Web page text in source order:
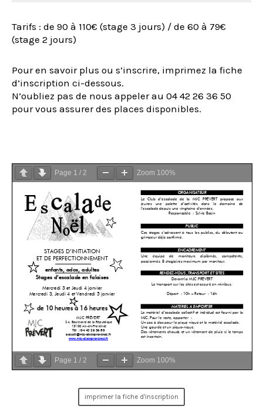
Tarifs : de 90 à 110€ (stage 3 jours) / de 60 à 79€
(stage 2 jours)
Pour en savoir plus ou s’inscrire, imprimez la fiche
d’inscription ci-dessous.
N’oubliez pas de nous appeler au 04 42 26 36 50
pour vous assurer des places disponibles.
Page 1 / 2 Zoom 100%
Page 1 / 2 Zoom 100%
imprimer la fiche d’inscription